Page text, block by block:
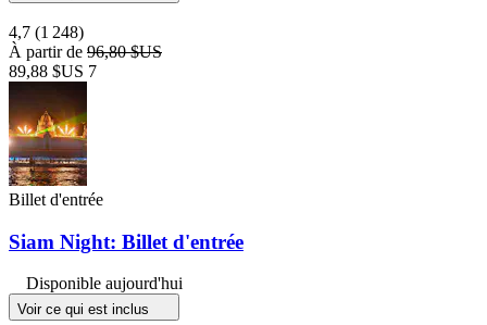
4,7 (1 248)
À partir de 96,80 $US
89,88 $US 7
Billet d'entrée
Siam Night: Billet d'entrée
Disponible aujourd'hui
Voir ce qui est inclus